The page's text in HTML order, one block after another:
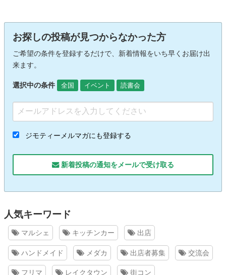
お探しの投稿が見つからなかった方
ご希望の条件を登録するだけで、新着情報をいち早くお届け出
来ます。
選択中の条件 全国 イベント 読書会
ジモティーメルマガにも登録する
新着投稿の通知をメールで受け取る
人気キーワード
マルシェ キッチンカー 出店
ハンドメイド メダカ 出店者募集 交流会
フリマ レイクタウン 街コン